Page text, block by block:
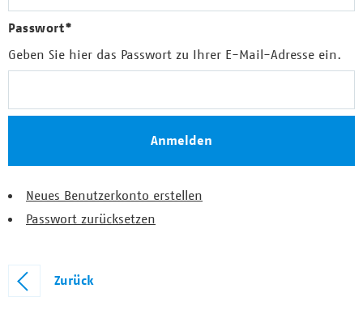
Passwort*
Geben Sie hier das Passwort zu Ihrer E-Mail-Adresse ein.
Neues Benutzerkonto erstellen
Passwort zurücksetzen
Zurück